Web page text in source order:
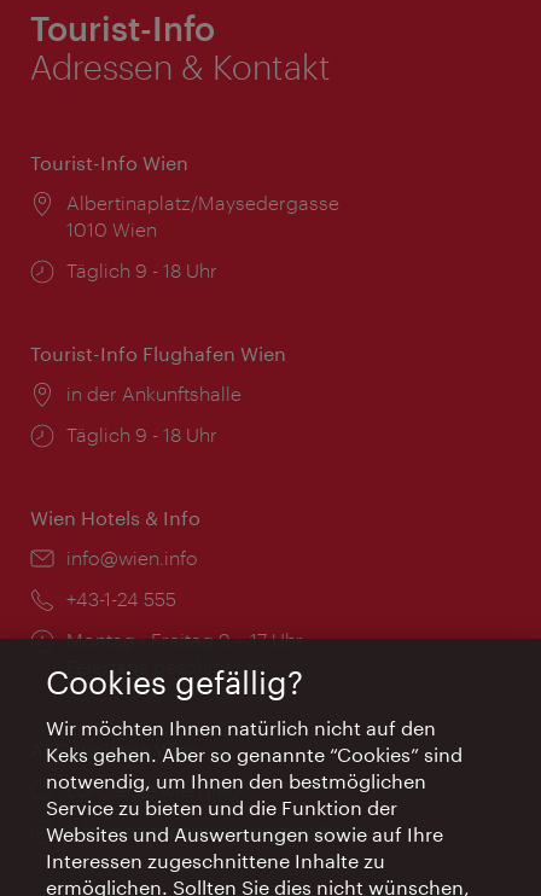
Tourist-Info
Adressen & Kontakt
Tourist-Info Wien
Ort:
Albertinaplatz/Maysedergasse
1010 Wien
Öffnungszeiten:
Täglich 9 - 18 Uhr
Tourist-Info Flughafen Wien
Ort:
in der Ankunftshalle
Öffnungszeiten:
Täglich 9 - 18 Uhr
Wien Hotels & Info
Email:
info@wien.info
Telefon:
+43-1-24 555
Öffnungszeiten:
Montag - Freitag 9 – 17 Uhr
Feiertags geschlossen
AI Concierge Wien
Ort:
concierge.wien.info
Öffnungszeiten:
Informationen rund um die Uhr
Cookies gefällig?
Wir möchten Ihnen natürlich nicht auf den
Keks gehen. Aber so genannte “Cookies” sind
notwendig, um Ihnen den bestmöglichen
Service zu bieten und die Funktion der
Websites und Auswertungen sowie auf Ihre
Interessen zugeschnittene Inhalte zu
ermöglichen. Sollten Sie dies nicht wünschen,